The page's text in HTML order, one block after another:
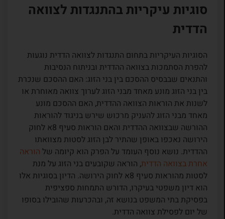
סוגיות עיקריות בהתנגדות לצוואה
הדדית
הסוגיות העיקריות בתחום התנגדות לצוואה הדדית נוגעות
להפרת הסתמכות בצוואה ההדדית ובניתוח הנסיבות
והתנאים שבבסיס ההסכם בין בני הזוג: האם ההסכם שנכרת
בין בני הזוג מונע מאחד מבני הזוג לערוך צוואה מאוחרת או
לשנות את הוראות הצוואה ההדדית, האם ההסכם מונע
מאחד מבני הזוג להעניק מרכוש שירש בניגוד להוראות
ההורשה שבצוואה ההדדית והאם הוראות סעיף 8א לחוק
הירושה נאכפו באופן שהתיר לבן הזוג לסטות מצוואתו
ההדדית. נושא נוסף העומד על הפרק הוא קיומה של הוראה
אחרת בצוואה הדדית, הוראה שקובעים בני הזוג על מנת
לסטות מהוראות סעיף 8א לחוק הירושה. הדיון בסוגיות אלו
הוא דיון משפטי בעיקרו, הדורש התמחות ספציפית
בפסיקת בתי המשפט בנושא זה, ובהכרעות שהובילו בסופו
של יום לפסילת צוואה הדדית.